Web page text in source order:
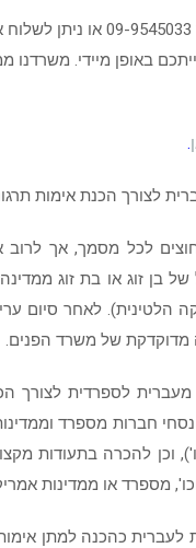
ניתן להתקשר עמנו בטל' 09-
.
לצורך הכנת אימות תרגום
לכל מסמך, אך
זוג או בת זוג ממדינה
הלטינית). לאחר סיום
מדוקדקת של משרד הפנים.
לספרדית לצורך
נסחי חברות מספרד
וכן להכרה בתעודות
וכו', מספרד או ממדינות
כהכנה למתן